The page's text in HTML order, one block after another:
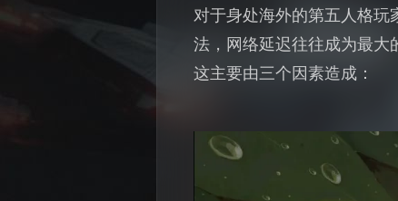
对于身处海外的第五人格
法，网络延迟往往成为最大
这主要由三个因素造成：